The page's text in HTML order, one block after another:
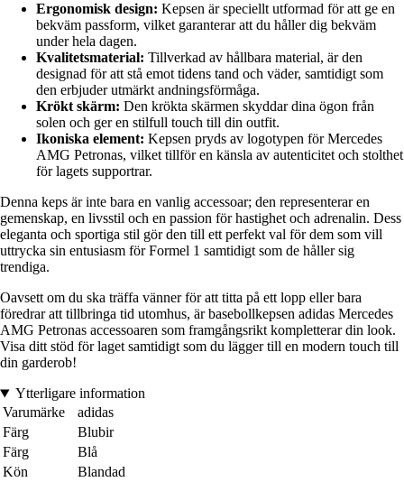
Ergonomisk design: Kepsen är speciellt utformad för att ge en
bekväm passform, vilket garanterar att du håller dig bekväm
under hela dagen.
Kvalitetsmaterial: Tillverkad av hållbara material, är den
designad för att stå emot tidens tand och väder, samtidigt som
den erbjuder utmärkt andningsförmåga.
Krökt skärm: Den krökta skärmen skyddar dina ögon från
solen och ger en stilfull touch till din outfit.
Ikoniska element: Kepsen pryds av logotypen för Mercedes
AMG Petronas, vilket tillför en känsla av autenticitet och stolthet
för lagets supportrar.
Denna keps är inte bara en vanlig accessoar; den representerar en
gemenskap, en livsstil och en passion för hastighet och adrenalin. Dess
eleganta och sportiga stil gör den till ett perfekt val för dem som vill
uttrycka sin entusiasm för Formel 1 samtidigt som de håller sig
trendiga.
Oavsett om du ska träffa vänner för att titta på ett lopp eller bara
föredrar att tillbringa tid utomhus, är basebollkepsen adidas Mercedes
AMG Petronas accessoaren som framgångsrikt kompletterar din look.
Visa ditt stöd för laget samtidigt som du lägger till en modern touch till
din garderob!
Ytterligare information
Varumärke
adidas
Färg
Blubir
Färg
Blå
Kön
Blandad